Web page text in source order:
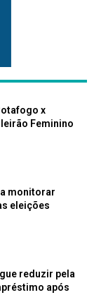
x
Feminino
monitorar
eleições
reduzir pela
após